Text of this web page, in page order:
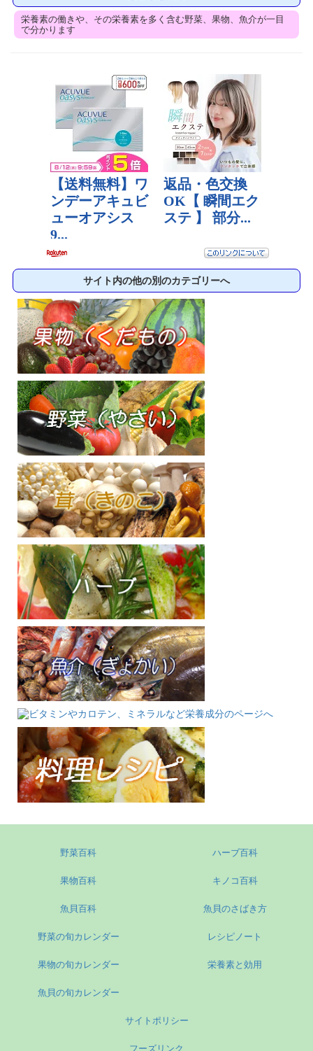
栄養素の働きや、その栄養素を多く含む野菜、果物、魚介が一目
で分かります
サイト内の他の別のカテゴリーへ
野菜百科
果物百科
魚貝百科
ハーブ百科
キノコ百科
魚貝のさばき方
野菜の旬カレンダー
果物の旬カレンダー
魚貝の旬カレンダー
レシピノート
栄養素と効用
サイトポリシー
フーズリンク